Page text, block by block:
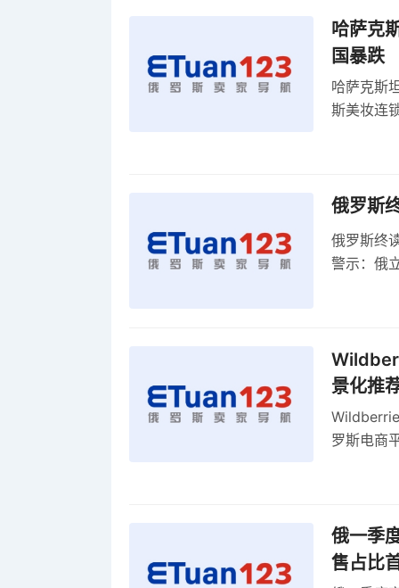
哈萨克
国暴跌
哈萨克斯
斯美妆连
俄罗斯
俄罗斯终
警示：俄
景化推
罗斯电商
俄一季
售占比